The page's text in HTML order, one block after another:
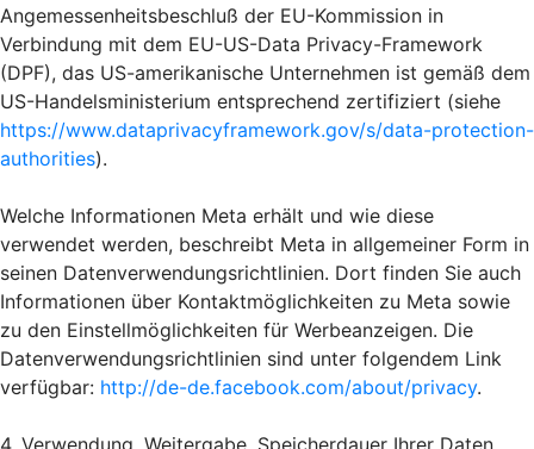
Angemessenheitsbeschluß der EU-Kommission in
Verbindung mit dem EU-US-Data Privacy-Framework
(DPF), das US-amerikanische Unternehmen ist gemäß dem
US-Handelsministerium entsprechend zertifiziert (siehe
https://www.dataprivacyframework.gov/s/data-protection-
authorities).
Welche Informationen Meta erhält und wie diese
verwendet werden, beschreibt Meta in allgemeiner Form in
seinen Datenverwendungsrichtlinien. Dort finden Sie auch
Informationen über Kontaktmöglichkeiten zu Meta sowie
zu den Einstellmöglichkeiten für Werbeanzeigen. Die
Datenverwendungsrichtlinien sind unter folgendem Link
verfügbar: http://de-de.facebook.com/about/privacy.
4. Verwendung, Weitergabe, Speicherdauer Ihrer Daten